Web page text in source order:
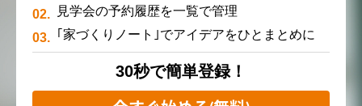
見学会の予約履歴を一覧で管理
｢家づくりノート｣でアイデアをひとまとめに
30秒で簡単登録！